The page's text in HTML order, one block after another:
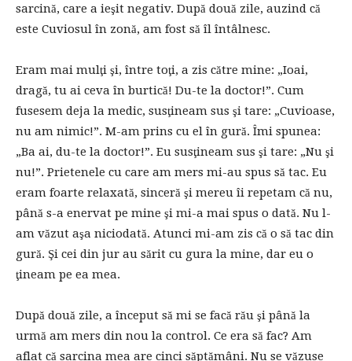
sarcină, care a ieşit negativ. După două zile, auzind că
este Cuviosul în zonă, am fost să îl întâlnesc.
Eram mai mulţi şi, între toţi, a zis către mine: „Ioai,
dragă, tu ai ceva în burtică! Du-te la doctor!”. Cum
fusesem deja la medic, susţineam sus şi tare: „Cuvioase,
nu am nimic!”. M-am prins cu el în gură. Îmi spunea:
„Ba ai, du-te la doctor!”. Eu susţineam sus şi tare: „Nu şi
nu!”. Prietenele cu care am mers mi-au spus să tac. Eu
eram foarte relaxată, sinceră şi mereu îi repetam că nu,
până s-a enervat pe mine şi mi-a mai spus o dată. Nu l-
am văzut aşa niciodată. Atunci mi-am zis că o să tac din
gură. Şi cei din jur au sărit cu gura la mine, dar eu o
ţineam pe ea mea.
După două zile, a început să mi se facă rău şi până la
urmă am mers din nou la control. Ce era să fac? Am
aflat că sarcina mea are cinci săptămâni. Nu se văzuse